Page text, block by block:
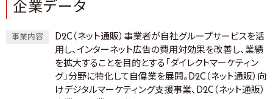
企業データ
事業内容
D2C（ネット通販）事業者が自社グループサービスを活
用し、インターネット広告の費用対効果を改善し、業績
を拡大することを目的とする「ダイレクトマーケティン
グ」分野に特化して自偉業を展開。D2C（ネット通販）向
けデジタルマーケティング支援事業、D2C（ネット通販）